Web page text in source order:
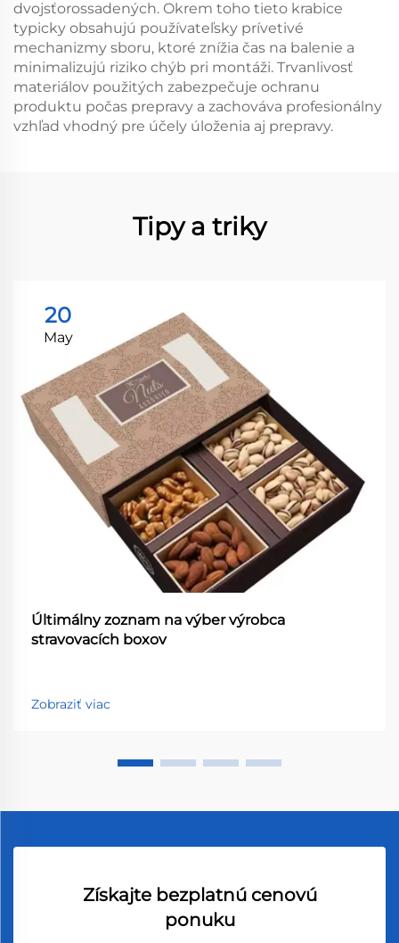
dvojsťorossadených. Okrem toho tieto krabice
typicky obsahujú používateľsky prívetivé
mechanizmy sboru, ktoré znížia čas na balenie a
minimalizujú riziko chýb pri montáži. Trvanlivosť
materiálov použitých zabezpečuje ochranu
produktu počas prepravy a zachováva profesionálny
vzhľad vhodný pre účely úloženia aj prepravy.
Tipy a triky
20
May
Últimálny zoznam na výber výrobca
stravovacích boxov
Zobraziť viac
Získajte bezplatnú cenovú
ponuku